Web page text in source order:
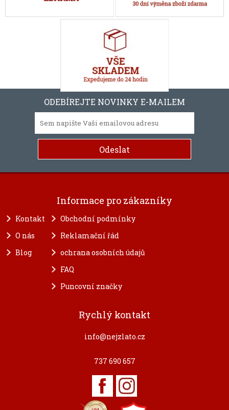
ODEBÍREJTE NOVINKY E-MAILEM
Informace pro zákazníky
Kontakt
O nás
Blog
Obchodní podmínky
Reklamační řád
ochrana osobních údajů
FAQ
Puncovní značky
Rychlý kontakt
info@nejzlato.cz
737 690 657